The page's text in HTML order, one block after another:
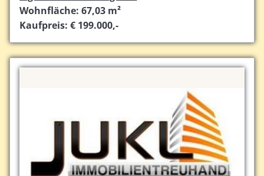
Wohnfläche: 67,03 m²
Kaufpreis: € 199.000,-